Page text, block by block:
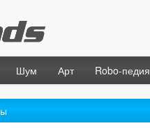
Шум Арт Robo-педия